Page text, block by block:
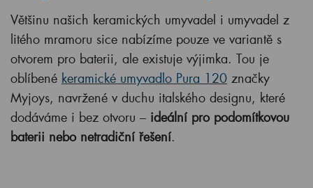
Většinu našich keramických umyvadel i umyvadel z
litého mramoru sice nabízíme pouze ve variantě s
otvorem pro baterii, ale existuje výjimka. Tou je
oblíbené keramické umyvadlo Pura 120 značky
Myjoys, navržené v duchu italského designu, které
dodáváme i bez otvoru – ideální pro podomítkovou
baterii nebo netradiční řešení.